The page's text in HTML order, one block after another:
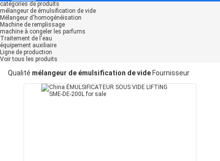
catégories de produits
mélangeur de émulsification de vide
Mélangeur d'homogénéisation
Machine de remplissage
machine à congeler les parfums
Traitement de l'eau
équipement auxiliaire
Ligne de production
Voir tous les produits
Qualité mélangeur de émulsification de vide Fournisseur